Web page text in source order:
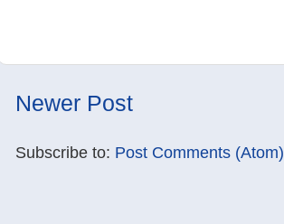
Newer Post
Subscribe to: Post Comments (Atom)